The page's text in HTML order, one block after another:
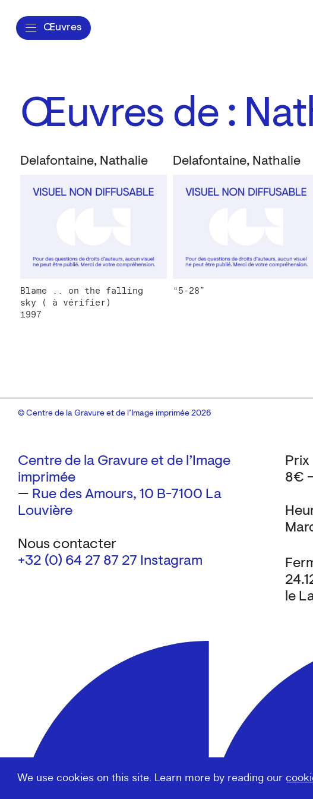
Œuvres
We use cookies on this site. Learn more by reading our
Œuvres de :
Delafontaine, Nathalie
Blame .. on the falling
sky ( à vérifier)
1997
Delafontaine, Nathalie
“5-28”
Centre de la Gravure et de l’Image
imprimée
— Rue des Amours, 10 B-7100 La
Louvière
Nous contacter
+32 (0) 64 27 87 27 Instagram
le
Prix
8€
© Centre de la Gravure et de l’Image imprimée 2026